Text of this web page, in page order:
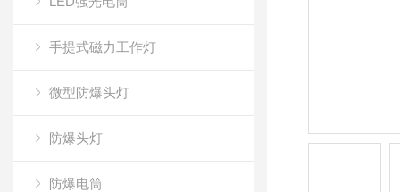
手提式磁力工作灯
微型防爆头灯
防爆头灯
防爆电筒